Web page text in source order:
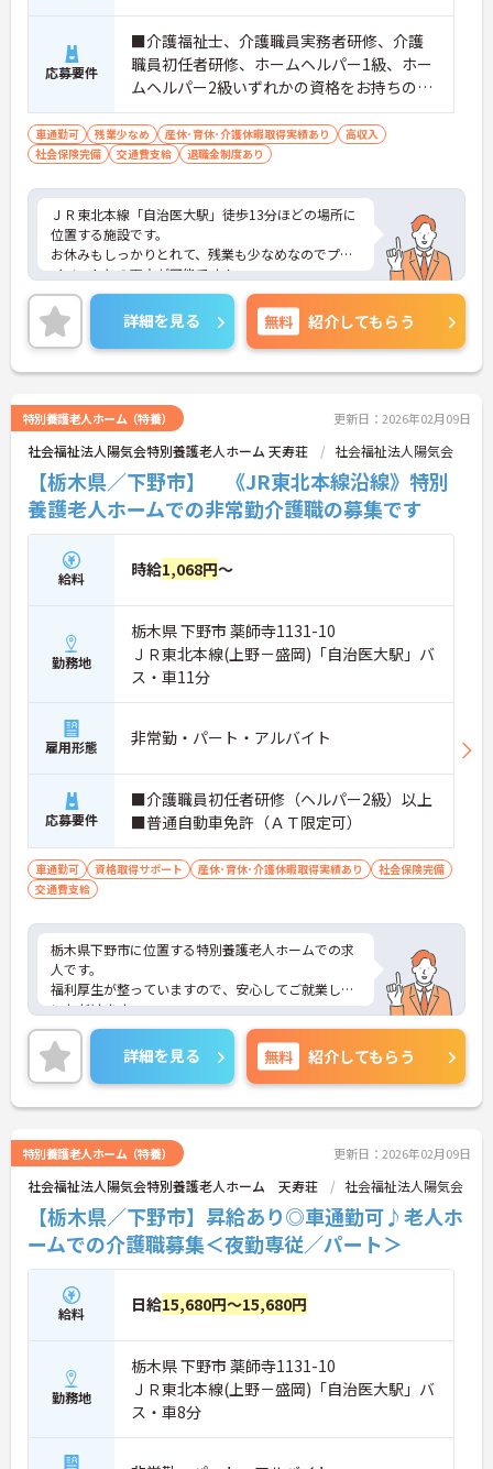
応募要件
■介護福祉士、介護職員実務者研修、介護
職員初任者研修、ホームヘルパー1級、ホー
ムヘルパー2級いずれかの資格をお持ちの方
※高齢者介護業務の経験のある方優遇
車通勤可 残業少なめ 産休･育休･介護休暇取得実績あり
高収入
社会保険完備
交通費支給 退職金制度あり
ＪＲ東北本線「自治医大駅」徒歩13分ほどの場所に
位置する施設です。
お休みもしっかりとれて、残業も少なめなのでプラ
イベートとの両立が可能です！
ご興味ある方には、面接のポイントなど、さらに詳
細をお話致しますのでお気軽にご相談ください。
詳細を見る 無料 紹介してもらう
特別養護老人ホーム（特養） 更新日：2026年02月09日
社会福祉法人陽気会特別養護老人ホーム 天寿荘 社会福祉法人陽気会
【栃木県／下野市】 《JR東北本線沿線》特別
養護老人ホームでの非常勤介護職の募集です
給料 時給1,068円～
勤務地
栃木県 下野市 薬師寺1131-10
ＪＲ東北本線(上野－盛岡)「自治医大駅」バ
ス・車11分
雇用形態 非常勤・パート・アルバイト
応募要件
■介護職員初任者研修（ヘルパー2級）以上
■普通自動車免許（ＡＴ限定可）
車通勤可 資格取得サポート 産休･育休･介護休暇取得実績あり
社会保険完備
交通費支給
栃木県下野市に位置する特別養護老人ホームでの求
人です。
福利厚生が整っていますので、安心してご就業して
いただけます。
ご興味ある方はお気軽にお問い合わせ下さい。
詳細を見る 無料 紹介してもらう
特別養護老人ホーム（特養） 更新日：2026年02月09日
社会福祉法人陽気会特別養護老人ホーム 天寿荘 社会福祉法人陽気会
【栃木県／下野市】昇給あり◎車通勤可♪老人ホ
ームでの介護職募集＜夜勤専従／パート＞
給料 日給15,680円～15,680円
勤務地
栃木県 下野市 薬師寺1131-10
ＪＲ東北本線(上野－盛岡)「自治医大駅」バ
ス・車8分